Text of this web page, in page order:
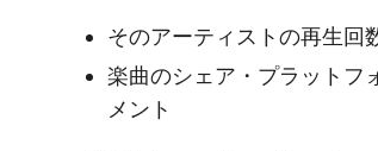
そのアーティストの再生回
楽曲のシェア・プラットフ
メント